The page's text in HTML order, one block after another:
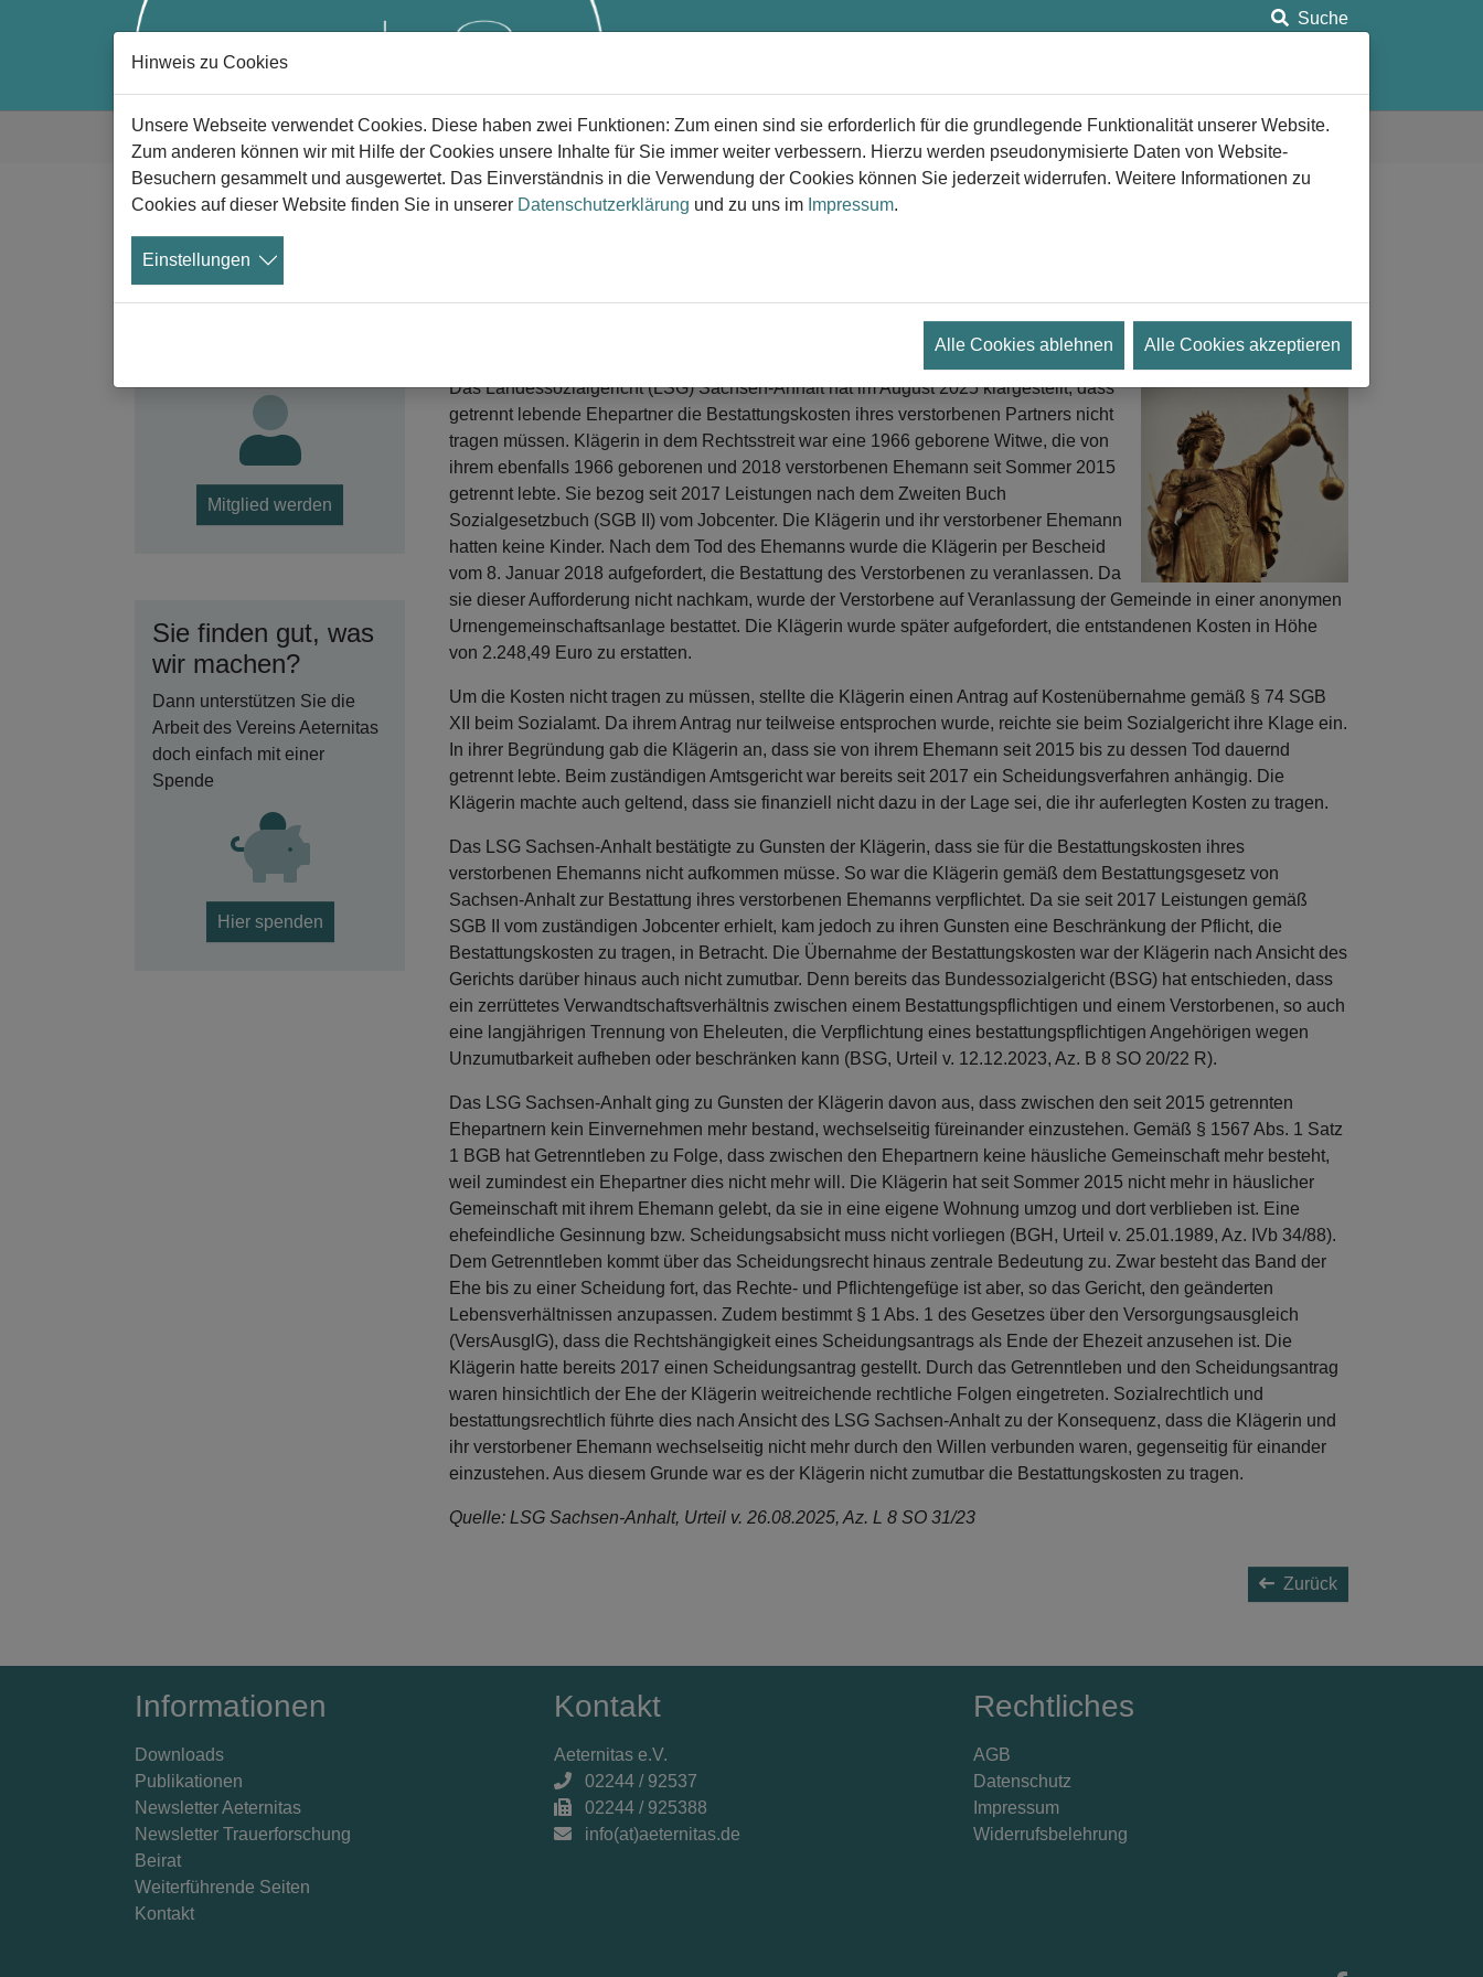
Zum Hauptinhalt springen
Suche
Sie sind hier:
Gute Trauer Alle News News Details
Werden Sie
Mitglied!
Mitglied werden
Sie finden gut, was
wir machen?
Dann unterstützen Sie die
Arbeit des Vereins Aeternitas
doch einfach mit einer
Spende
Hier spenden
Wegen Trennung keine Pflicht zur Übernahme der
Urteil des Landessozialgericht (LSG) Sachsen-Anhalt
Das Landessozialgericht (LSG) Sachsen-Anhalt hat im August 2025 klargestellt, dass
getrennt lebende Ehepartner die Bestattungskosten ihres verstorbenen Partners nicht
tragen müssen. Klägerin in dem Rechtsstreit war eine 1966 geborene Witwe, die von
ihrem ebenfalls 1966 geborenen und 2018 verstorbenen Ehemann seit Sommer 2015
getrennt lebte. Sie bezog seit 2017 Leistungen nach dem Zweiten Buch
Sozialgesetzbuch (SGB II) vom Jobcenter. Die Klägerin und ihr verstorbener Ehemann
hatten keine Kinder. Nach dem Tod des Ehemanns wurde die Klägerin per Bescheid
vom 8. Januar 2018 aufgefordert, die Bestattung des Verstorbenen zu veranlassen. Da
sie dieser Aufforderung nicht nachkam, wurde der Verstorbene auf Veranlassung der Gemeinde in einer anonymen
Urnengemeinschaftsanlage bestattet. Die Klägerin wurde später aufgefordert, die entstandenen Kosten in Höhe
von 2.248,49 Euro zu erstatten.
Um die Kosten nicht tragen zu müssen, stellte die Klägerin einen Antrag auf Kostenübernahme gemäß § 74 SGB
XII beim Sozialamt. Da ihrem Antrag nur teilweise entsprochen wurde, reichte sie beim Sozialgericht ihre Klage ein.
In ihrer Begründung gab die Klägerin an, dass sie von ihrem Ehemann seit 2015 bis zu dessen Tod dauernd
getrennt lebte. Beim zuständigen Amtsgericht war bereits seit 2017 ein Scheidungsverfahren anhängig. Die
Klägerin machte auch geltend, dass sie finanziell nicht dazu in der Lage sei, die ihr auferlegten Kosten zu tragen.
Das LSG Sachsen-Anhalt bestätigte zu Gunsten der Klägerin, dass sie für die Bestattungskosten ihres
verstorbenen Ehemanns nicht aufkommen müsse. So war die Klägerin gemäß dem Bestattungsgesetz von
Sachsen-Anhalt zur Bestattung ihres verstorbenen Ehemanns verpflichtet. Da sie seit 2017 Leistungen gemäß
SGB II vom zuständigen Jobcenter erhielt, kam jedoch zu ihren Gunsten eine Beschränkung der Pflicht, die
Bestattungskosten zu tragen, in Betracht. Die Übernahme der Bestattungskosten war der Klägerin nach Ansicht des
Gerichts darüber hinaus auch nicht zumutbar. Denn bereits das Bundessozialgericht (BSG) hat entschieden, dass
ein zerrüttetes Verwandtschaftsverhältnis zwischen einem Bestattungspflichtigen und einem Verstorbenen, so auch
eine langjährigen Trennung von Eheleuten, die Verpflichtung eines bestattungspflichtigen Angehörigen wegen
Unzumutbarkeit aufheben oder beschränken kann (BSG, Urteil v. 12.12.2023, Az. B 8 SO 20/22 R).
Das LSG Sachsen-Anhalt ging zu Gunsten der Klägerin davon aus, dass zwischen den seit 2015 getrennten
Ehepartnern kein Einvernehmen mehr bestand, wechselseitig füreinander einzustehen. Gemäß § 1567 Abs. 1 Satz
1 BGB hat Getrenntleben zu Folge, dass zwischen den Ehepartnern keine häusliche Gemeinschaft mehr besteht,
weil zumindest ein Ehepartner dies nicht mehr will. Die Klägerin hat seit Sommer 2015 nicht mehr in häuslicher
Gemeinschaft mit ihrem Ehemann gelebt, da sie in eine eigene Wohnung umzog und dort verblieben ist. Eine
ehefeindliche Gesinnung bzw. Scheidungsabsicht muss nicht vorliegen (BGH, Urteil v. 25.01.1989, Az. IVb 34/88).
Dem Getrenntleben kommt über das Scheidungsrecht hinaus zentrale Bedeutung zu. Zwar besteht das Band der
Ehe bis zu einer Scheidung fort, das Rechte- und Pflichtengefüge ist aber, so das Gericht, den geänderten
Lebensverhältnissen anzupassen. Zudem bestimmt § 1 Abs. 1 des Gesetzes über den Versorgungsausgleich
(VersAusglG), dass die Rechtshängigkeit eines Scheidungsantrags als Ende der Ehezeit anzusehen ist. Die
Klägerin hatte bereits 2017 einen Scheidungsantrag gestellt. Durch das Getrenntleben und den Scheidungsantrag
waren hinsichtlich der Ehe der Klägerin weitreichende rechtliche Folgen eingetreten. Sozialrechtlich und
bestattungsrechtlich führte dies nach Ansicht des LSG Sachsen-Anhalt zu der Konsequenz, dass die Klägerin und
ihr verstorbener Ehemann wechselseitig nicht mehr durch den Willen verbunden waren, gegenseitig für einander
einzustehen. Aus diesem Grunde war es der Klägerin nicht zumutbar die Bestattungskosten zu tragen.
Quelle: LSG Sachsen-Anhalt, Urteil v. 26.08.2025, Az. L 8 SO 31/23
Zurück
Informationen
Downloads
Publikationen
Newsletter Aeternitas
Newsletter Trauerforschung
Beirat
Weiterführende Seiten
Kontakt
Kontakt
Aeternitas e.V.
02244 / 92537
02244 / 925388
info(at)aeternitas.de
Rechtliches
AGB
Datenschutz
Impressum
Widerrufsbelehrung
Hinweis zu Cookies
Unsere Webseite verwendet Cookies. Diese haben zwei Funktionen: Zum einen sind sie erforderlich für die grundlegende Funktionalität unserer Website.
Zum anderen können wir mit Hilfe der Cookies unsere Inhalte für Sie immer weiter verbessern. Hierzu werden pseudonymisierte Daten von Website-
Besuchern gesammelt und ausgewertet. Das Einverständnis in die Verwendung der Cookies können Sie jederzeit widerrufen. Weitere Informationen zu
Cookies auf dieser Website finden Sie in unserer Datenschutzerklärung und zu uns im Impressum.
Einstellungen
Alle Cookies ablehnen Alle Cookies akzeptieren